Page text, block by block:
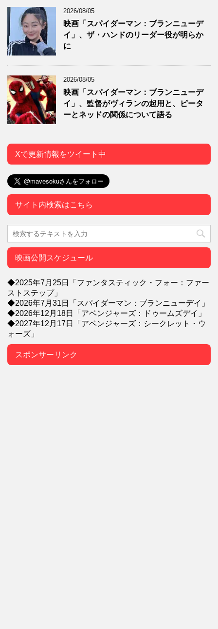
2026/08/05
映画「スパイダーマン：ブランニューデ
イ」、ザ・ハンドのリーダー役が明らか
に
2026/08/05
映画「スパイダーマン：ブランニューデ
イ」、監督がヴィランの起用と、ピータ
ーとネッドの関係について語る
Xで更新情報をツイート中
サイト内検索はこちら
映画公開スケジュール
◆2025年7月25日「ファンタスティック・フォー：ファー
ストステップ」
◆2026年7月31日「スパイダーマン：ブランニューデイ」
◆2026年12月18日「アベンジャーズ：ドゥームズデイ」
◆2027年12月17日「アベンジャーズ：シークレット・ウ
ォーズ」
スポンサーリンク